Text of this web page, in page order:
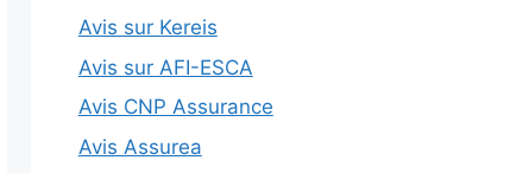
Avis sur Kereis
Avis sur AFI-ESCA
Avis CNP Assurance
Avis Assurea